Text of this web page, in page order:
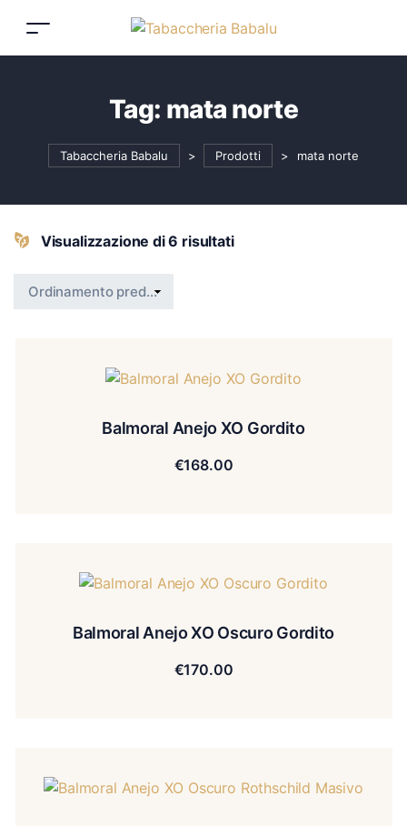
Tag: mata norte
Tabaccheria Babalu > Prodotti > mata norte
Visualizzazione di 6 risultati
Balmoral Anejo XO Gordito
€168.00
Balmoral Anejo XO Oscuro Gordito
€170.00